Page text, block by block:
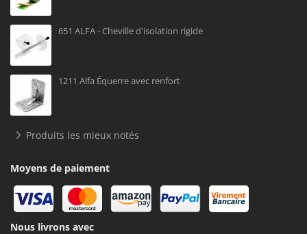
651 ALFA - Cheville d'isolation rigide
1211 Alfa Équerre avec renfort
Produits les mieux notés
Moyens de paiement
Nous livrons avec